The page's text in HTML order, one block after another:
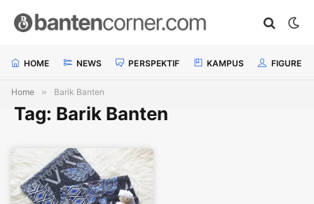
HOME NEWS PERSPEKTIF KAMPUS FIGURE
Home » Barik Banten
Tag: Barik Banten